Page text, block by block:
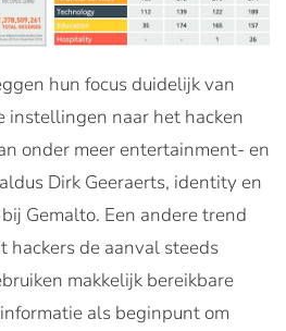
hun focus duidelijk van
instellingen naar het hacken
onder meer entertainment- en
Dirk Geeraerts, identity en
Gemalto. Een andere trend
hackers de aanval steeds
makkelijk bereikbare
als beginpunt om